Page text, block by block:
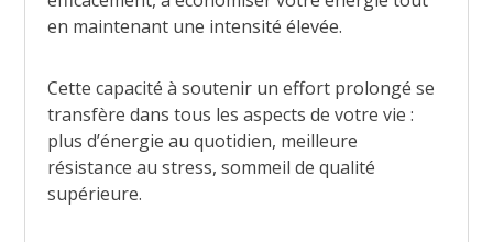
en maintenant une intensité élevée.
Cette capacité à soutenir un effort prolongé se
transfère dans tous les aspects de votre vie :
plus d’énergie au quotidien, meilleure
résistance au stress, sommeil de qualité
supérieure.